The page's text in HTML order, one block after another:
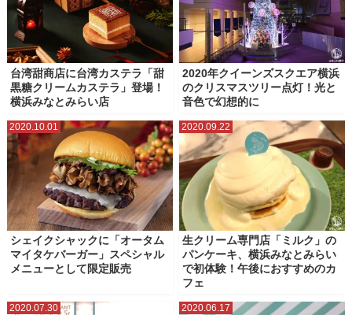
台湾甜商店に台湾カステラ「甜
黒糖クリームカステラ」登場！
横浜みなとみらい店
2020年クイーンズスクエア横浜
のクリスマスツリー点灯！光と
音色で幻想的に
2020.10.01
シェイクシャックに「オータム
マイタケバーガー」スペシャル
メニューとして限定販売
2020.09.22
生クリーム専門店「ミルク」の
パンケーキ、横浜みなとみらい
で初体験！午後におすすめのカ
フェ
2020.07.30 2020.06.17